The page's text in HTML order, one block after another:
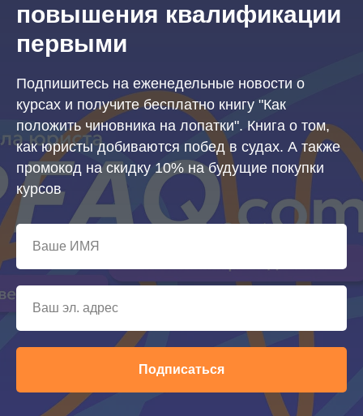
повышения квалификации
первыми
Подпишитесь на еженедельные новости о
курсах и получите бесплатно книгу "Как
положить чиновника на лопатки". Книга о том,
как юристы добиваются побед в судах. А также
промокод на скидку 10% на будущие покупки
курсов
Подписаться